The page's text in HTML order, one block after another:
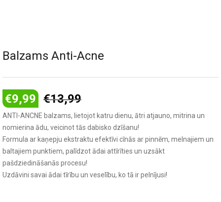
Balzams Anti-Acne
€9,99 €13,99
ANTI-ANCNE balzams, lietojot katru dienu, ātri atjauno, mitrina un
nomierina ādu, veicinot tās dabisko dzīšanu!
Formula ar kaņepju ekstraktu efektīvi cīnās ar pinnēm, melnajiem un
baltajiem punktiem, palīdzot ādai attīrīties un uzsākt
pašdziedināšanās procesu!
Uzdāvini savai ādai tīrību un veselību, ko tā ir pelnījusi!